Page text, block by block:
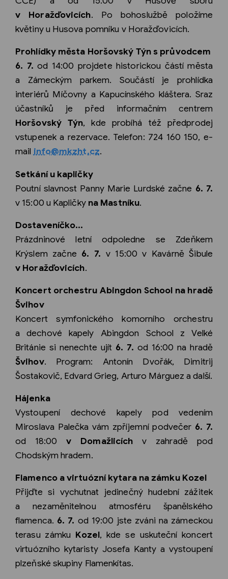
v Horažďovicích. Po bohoslužbě položíme
květiny u Husova pomníku v Horažďovicích.
Prohlídky města Horšovský Týn s průvodcem
6. 7. od 14:00 projdete historickou částí města
a Zámeckým parkem. Součástí je prohlídka
interiérů Míčovny a Kapucínského kláštera. Sraz
účastníků je před informačním centrem
Horšovský Týn, kde probíhá též předprodej
vstupenek a rezervace. Telefon: 724 160 150, e-
mail info@mkzht.cz.
Setkání u kapličky
Poutní slavnost Panny Marie Lurdské začne 6. 7.
v 15:00 u Kapličky na Mastníku.
Dostaveníčko...
Prázdninové letní odpoledne se Zdeňkem
Krýslem začne 6. 7. v 15:00 v Kavárně Šibule
v Horažďovicích.
Koncert orchestru Abingdon School na hradě
Švihov
Koncert symfonického komorního orchestru
a dechové kapely Abingdon School z Velké
Británie si nenechte ujít 6. 7. od 16:00 na hradě
Švihov. Program: Antonín Dvořák, Dimitrij
Šostakovič, Edvard Grieg, Arturo Márguez a další.
Hájenka
Vystoupení dechové kapely pod vedením
Miroslava Palečka vám zpříjemní podvečer 6. 7.
od 18:00v Domažlicích v zahradě pod
Chodským hradem.
Flamenco a virtuózní kytara na zámku Kozel
Přijďte si vychutnat jedinečný hudební zážitek
a nezaměnitelnou atmosféru španělského
flamenca. 6. 7. od 19:00 jste zváni na zámeckou
terasu zámku Kozel, kde se uskuteční koncert
virtuózního kytaristy Josefa Kanty a vystoupení
plzeňské skupiny Flamenkítas.